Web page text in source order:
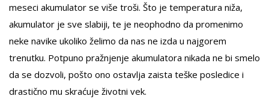
meseci akumulator se više troši. Što je temperatura niža,
akumulator je sve slabiji, te je neophodno da promenimo
neke navike ukoliko želimo da nas ne izda u najgorem
trenutku. Potpuno pražnjenje akumulatora nikada ne bi smelo
da se dozvoli, pošto ono ostavlja zaista teške posledice i
drastično mu skraćuje životni vek.